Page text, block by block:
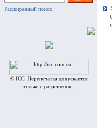
Расширенный поиск
© ICC. Перепечатка допускается
только с разрешения .